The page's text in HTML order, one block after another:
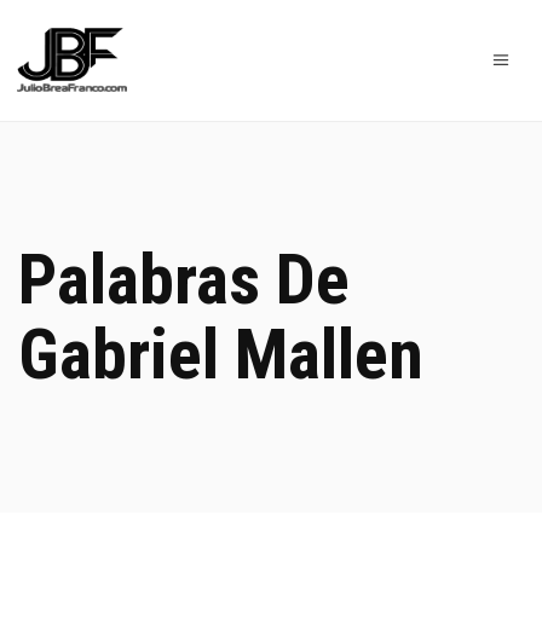
Palabras De
Gabriel Mallen